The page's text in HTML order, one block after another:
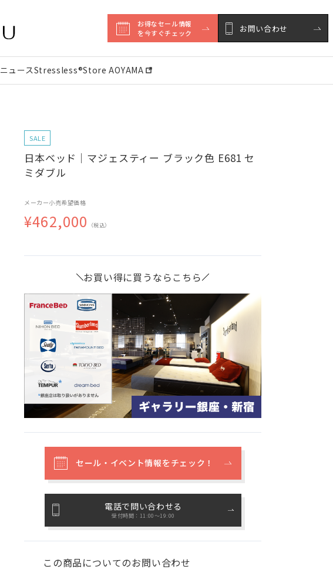
お得なセール情報
を今すぐチェック
お問い合わせ
ニュースStressless®︎Store AOYAMA
SALE
日本ベッド｜マジェスティー ブラック色 E681 セ
ミダブル
メーカー小売希望価格
¥462,000 （税込）
お買い得に買うならこちら
セール・イベント情報をチェック！
電話で問い合わせる
受付時間：11:00〜19:00
この商品についてのお問い合わせ